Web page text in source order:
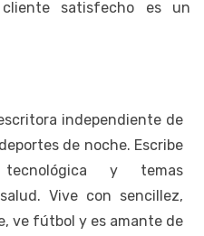
satisfecho es un
independiente de
de noche. Escribe
y temas
Vive con sencillez,
ve fútbol y es amante de